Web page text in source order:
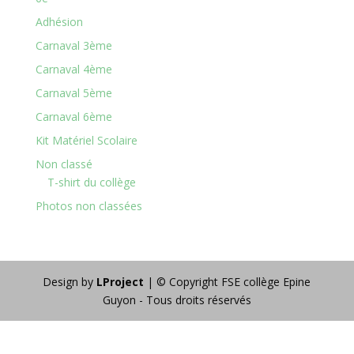
Adhésion
Carnaval 3ème
Carnaval 4ème
Carnaval 5ème
Carnaval 6ème
Kit Matériel Scolaire
Non classé
T-shirt du collège
Photos non classées
Design by LProject | © Copyright FSE collège Epine
Guyon - Tous droits réservés